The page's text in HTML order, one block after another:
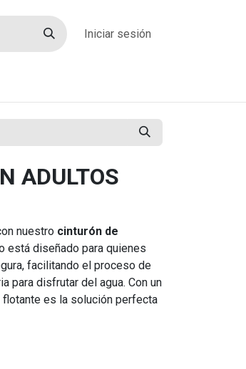
Iniciar sesión
ADULTOS
nuestro cinturón de
está diseñado para quienes
facilitando el proceso de
para disfrutar del agua. Con un
es la solución perfecta